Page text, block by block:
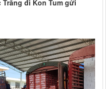
đi Kon Tum gửi